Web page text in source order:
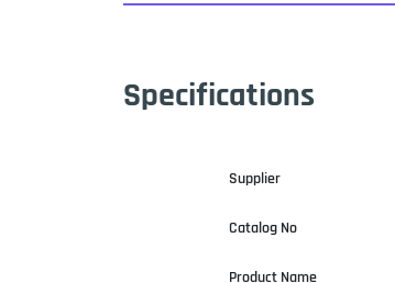
Specifications
Supplier
Catalog No
Product Name